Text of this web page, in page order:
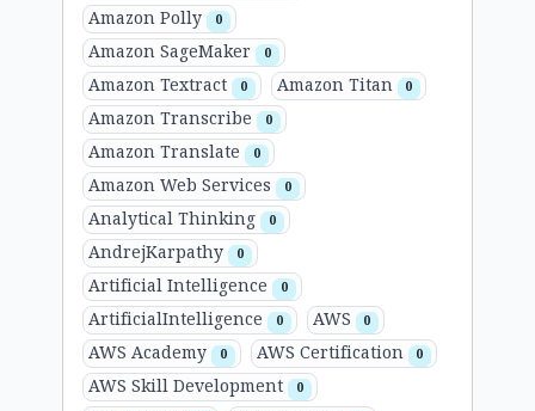
Amazon Polly 0
Amazon SageMaker 0
Amazon Textract 0 Amazon Titan 0
Amazon Transcribe 0
Amazon Translate 0
Amazon Web Services 0
Analytical Thinking 0
AndrejKarpathy 0
Artificial Intelligence 0
ArtificialIntelligence 0 AWS 0
AWS Academy 0 AWS Certification 0
AWS Skill Development 0